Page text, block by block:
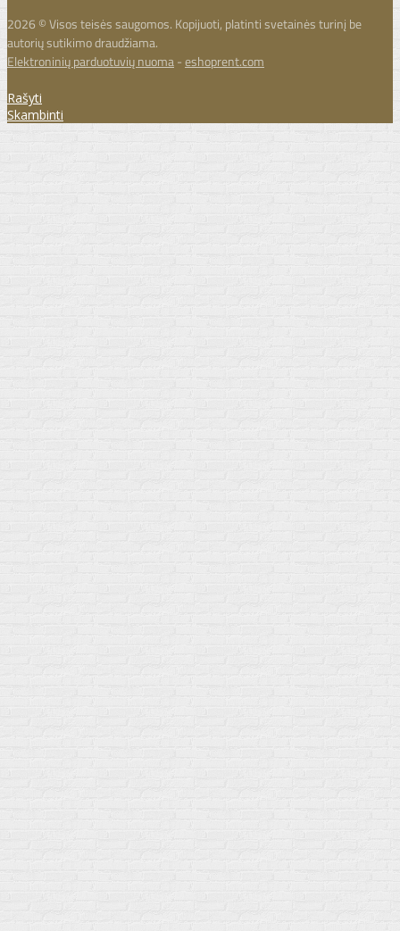
2026 © Visos teisės saugomos. Kopijuoti, platinti svetainės turinį be
autorių sutikimo draudžiama.
Elektroninių parduotuvių nuoma-eshoprent.com
Rašyti
Skambinti